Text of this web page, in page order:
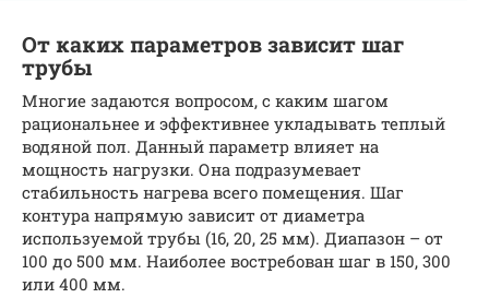
От каких параметров зависит шаг
трубы
Многие задаются вопросом, с каким шагом
рациональнее и эффективнее укладывать теплый
водяной пол. Данный параметр влияет на
мощность нагрузки. Она подразумевает
стабильность нагрева всего помещения. Шаг
контура напрямую зависит от диаметра
используемой трубы (16, 20, 25 мм). Диапазон – от
100 до 500 мм. Наиболее востребован шаг в 150, 300
или 400 мм.